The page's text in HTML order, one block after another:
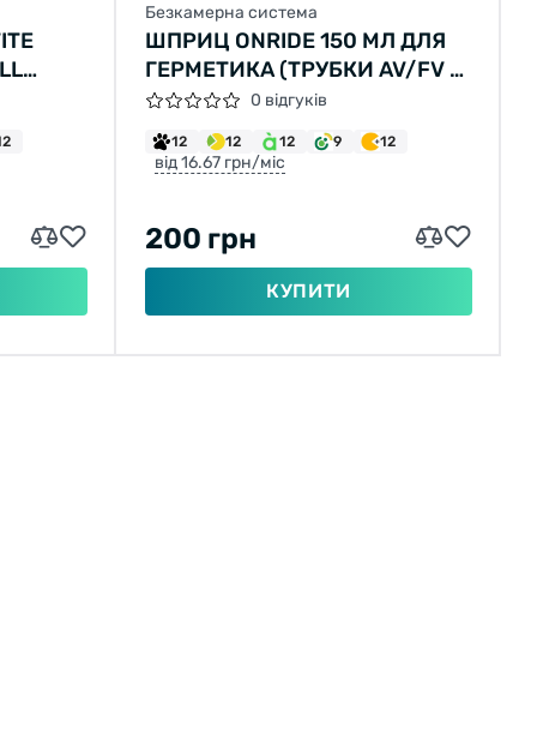
Безкамерна система
ШПРИЦ ONRIDE 150 МЛ ДЛЯ
ГЕРМЕТИКА (ТРУБКИ AV/FV В
КОМПЛЕКТІ)0 відгуків
12 12 12 9 12
від 16.67 грн/міс
200 грн
КУПИТИ